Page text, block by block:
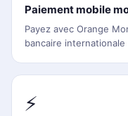
Paiement mobile
Payez avec Orange
bancaire internationale
⚡